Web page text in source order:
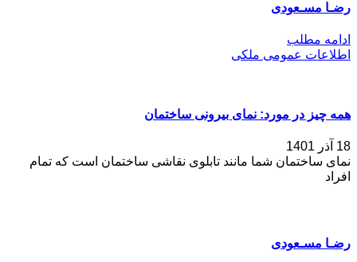
رضـا مسـعودی
ادامه مطلب
اطلاعات عمومی ملکی
همه چیز در مورد: نمای بیرونی ساختمان
18 آذر 1401
نمای ساختمان شما مانند تابلوی نقاشی ساختمان است که تمام
افراد
رضـا مسـعودی